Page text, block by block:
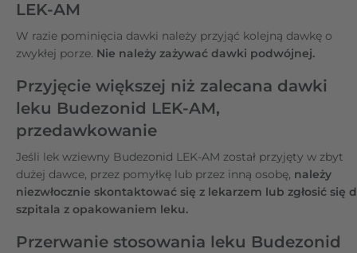
LEK-AM
W razie pominięcia dawki należy przyjąć kolejną dawkę o
zwykłej porze. Nie należy zażywać dawki podwójnej.
Przyjęcie większej niż zalecana dawki
leku Budezonid LEK-AM,
przedawkowanie
Jeśli lek wziewny Budezonid LEK-AM został przyjęty w zbyt
dużej dawce, przez pomyłkę lub przez inną osobę, należy
niezwłocznie skontaktować się z lekarzem lub zgłosić się
szpitala z opakowaniem leku.
Przerwanie stosowania leku Budezonid